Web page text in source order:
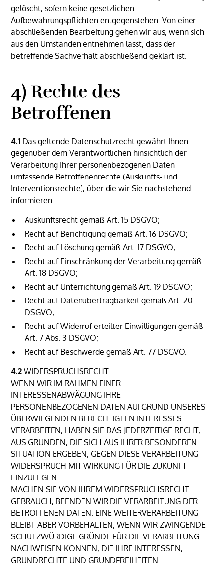
gelöscht, sofern keine gesetzlichen
Aufbewahrungspflichten entgegenstehen. Von einer
abschließenden Bearbeitung gehen wir aus, wenn sich
aus den Umständen entnehmen lässt, dass der
betreffende Sachverhalt abschließend geklärt ist.
4) Rechte des
Betroffenen
4.1 Das geltende Datenschutzrecht gewährt Ihnen
gegenüber dem Verantwortlichen hinsichtlich der
Verarbeitung Ihrer personenbezogenen Daten
umfassende Betroffenenrechte (Auskunfts- und
Interventionsrechte), über die wir Sie nachstehend
informieren:
Auskunftsrecht gemäß Art. 15 DSGVO;
Recht auf Berichtigung gemäß Art. 16 DSGVO;
Recht auf Löschung gemäß Art. 17 DSGVO;
Recht auf Einschränkung der Verarbeitung gemäß
Art. 18 DSGVO;
Recht auf Unterrichtung gemäß Art. 19 DSGVO;
Recht auf Datenübertragbarkeit gemäß Art. 20
DSGVO;
Recht auf Widerruf erteilter Einwilligungen gemäß
Art. 7 Abs. 3 DSGVO;
Recht auf Beschwerde gemäß Art. 77 DSGVO.
4.2 WIDERSPRUCHSRECHT
WENN WIR IM RAHMEN EINER
INTERESSENABWÄGUNG IHRE
PERSONENBEZOGENEN DATEN AUFGRUND UNSERES
ÜBERWIEGENDEN BERECHTIGTEN INTERESSES
VERARBEITEN, HABEN SIE DAS JEDERZEITIGE RECHT,
AUS GRÜNDEN, DIE SICH AUS IHRER BESONDEREN
SITUATION ERGEBEN, GEGEN DIESE VERARBEITUNG
WIDERSPRUCH MIT WIRKUNG FÜR DIE ZUKUNFT
EINZULEGEN.
MACHEN SIE VON IHREM WIDERSPRUCHSRECHT
GEBRAUCH, BEENDEN WIR DIE VERARBEITUNG DER
BETROFFENEN DATEN. EINE WEITERVERARBEITUNG
BLEIBT ABER VORBEHALTEN, WENN WIR ZWINGENDE
SCHUTZWÜRDIGE GRÜNDE FÜR DIE VERARBEITUNG
NACHWEISEN KÖNNEN, DIE IHRE INTERESSEN,
GRUNDRECHTE UND GRUNDFREIHEITEN